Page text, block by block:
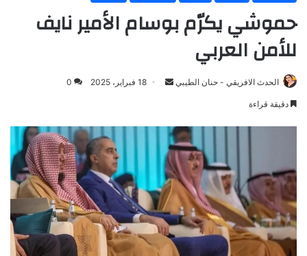
حموشي يكرّم بوسام الأمير نايف
للأمن العربي
الحدث الافريقي - حنان الطيبي
Send18 فبراير، 2025 0
دقيقة قراءة